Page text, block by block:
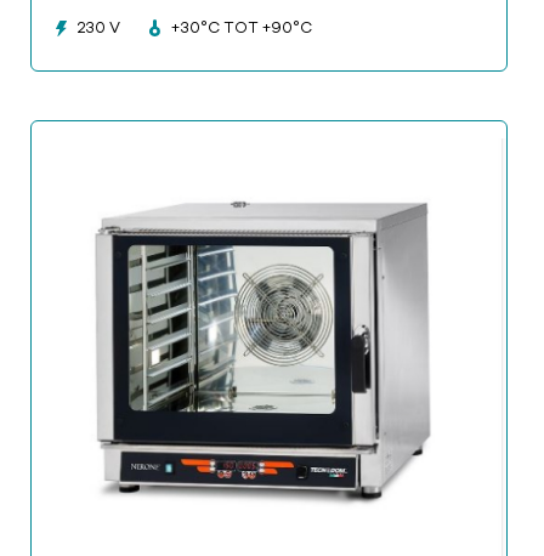
230 V +30°C TOT +90°C